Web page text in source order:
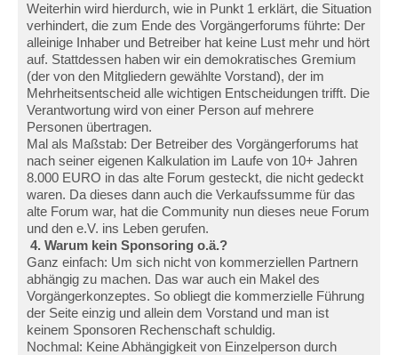
Weiterhin wird hierdurch, wie in Punkt 1 erklärt, die Situation
verhindert, die zum Ende des Vorgängerforums führte: Der
alleinige Inhaber und Betreiber hat keine Lust mehr und hört
auf. Stattdessen haben wir ein demokratisches Gremium
(der von den Mitgliedern gewählte Vorstand), der im
Mehrheitsentscheid alle wichtigen Entscheidungen trifft. Die
Verantwortung wird von einer Person auf mehrere
Personen übertragen.
Mal als Maßstab: Der Betreiber des Vorgängerforums hat
nach seiner eigenen Kalkulation im Laufe von 10+ Jahren
8.000 EURO in das alte Forum gesteckt, die nicht gedeckt
waren. Da dieses dann auch die Verkaufssumme für das
alte Forum war, hat die Community nun dieses neue Forum
und den e.V. ins Leben gerufen.
4. Warum kein Sponsoring o.ä.?
Ganz einfach: Um sich nicht von kommerziellen Partnern
abhängig zu machen. Das war auch ein Makel des
Vorgängerkonzeptes. So obliegt die kommerzielle Führung
der Seite einzig und allein dem Vorstand und man ist
keinem Sponsoren Rechenschaft schuldig.
Nochmal: Keine Abhängigkeit von Einzelperson durch